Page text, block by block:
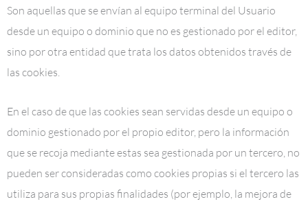
Son aquellas que se envían al equipo terminal del Usuario
desde un equipo o dominio que no es gestionado por el editor,
sino por otra entidad que trata los datos obtenidos través de
las cookies.
En el caso de que las cookies sean servidas desde un equipo o
dominio gestionado por el propio editor, pero la información
que se recoja mediante estas sea gestionada por un tercero, no
pueden ser consideradas como cookies propias si el tercero las
utiliza para sus propias finalidades (por ejemplo, la mejora de